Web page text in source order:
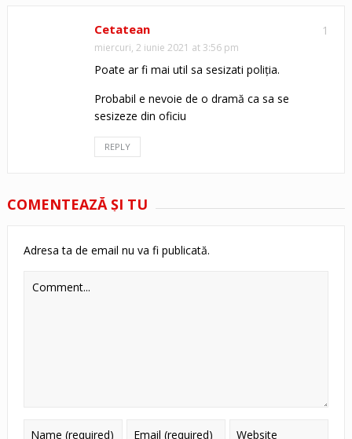
1
Cetatean
miercuri, 2 iunie 2021 at 3:56 pm
Poate ar fi mai util sa sesizati poliția.
Probabil e nevoie de o dramă ca sa se
sesizeze din oficiu
REPLY
COMENTEAZĂ ŞI TU
Adresa ta de email nu va fi publicată.